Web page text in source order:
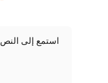
استمع إلى النص